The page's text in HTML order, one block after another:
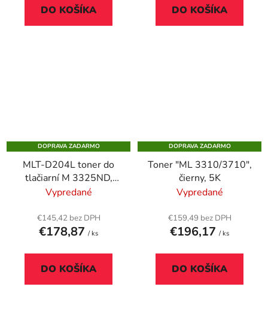
DO KOŠÍKA DO KOŠÍKA
DOPRAVA ZADARMO
MLT-D204L toner do
tlačiarní M 3325ND,
3825ND, 3375FD,
Vypredané
€145,42 bez DPH
€178,87 / ks
DO KOŠÍKA
DOPRAVA ZADARMO
Toner "ML 3310/3710",
čierny, 5K
Vypredané
€159,49 bez DPH
€196,17 / ks
DO KOŠÍKA